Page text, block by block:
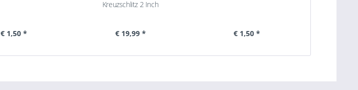
€ 1,50 *
Kreuzschlitz 2 Inch
€ 19,99 * € 1,50 *